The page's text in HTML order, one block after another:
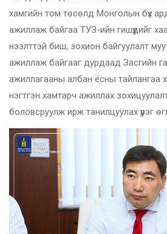
хамгийн том төсөлд Монголын бүх
ажиллаж байгаа ТУЗ-ийн гишүүдийг
нээлттэй биш, зохион байгуулалт
ажиллаж байгааг дурдаад Засгийн
ажиллагааны албан ёсны тайлангаа
нэгтгэн хамтарч ажиллах
боловсруулж ирж танилцуулах үүрэг